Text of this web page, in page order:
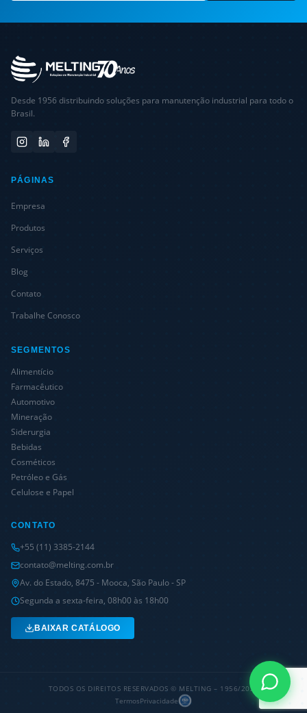
Desde 1956 distribuindo soluções para manutenção industrial para todo o
Brasil.
PÁGINAS
Empresa
Produtos
Serviços
Blog
Contato
Trabalhe Conosco
SEGMENTOS
Alimentício
Farmacêutico
Automotivo
Mineração
Siderurgia
Bebidas
Cosméticos
Petróleo e Gás
Celulose e Papel
CONTATO
+55 (11) 3385-2144
contato@melting.com.br
Av. do Estado, 8475 - Mooca, São Paulo - SP
Segunda a sexta-feira, 08h00 às 18h00
BAIXAR CATÁLOGO
TODOS OS DIREITOS RESERVADOS © MELTING – 1956/2026
TermosPrivacidade